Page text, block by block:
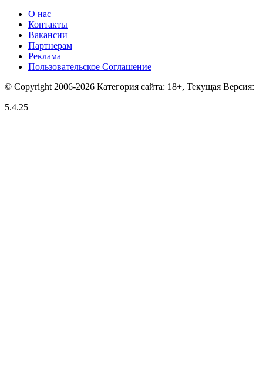
О нас
Контакты
Вакансии
Партнерам
Реклама
Пользовательское Соглашение
© Copyright 2006-2026 Категория сайта: 18+, Текущая Версия:
5.4.25